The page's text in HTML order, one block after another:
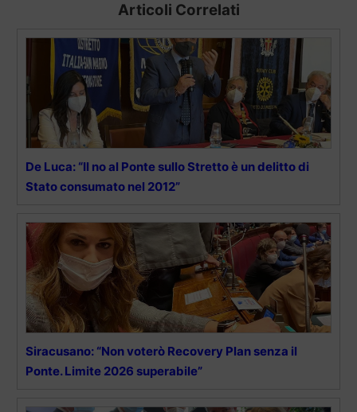
Articoli Correlati
De Luca: “Il no al Ponte sullo Stretto è un delitto di
Stato consumato nel 2012”
Siracusano: “Non voterò Recovery Plan senza il
Ponte. Limite 2026 superabile”